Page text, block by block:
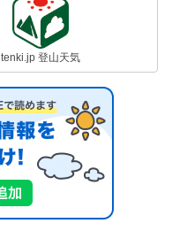
tenki.jp 登山天気